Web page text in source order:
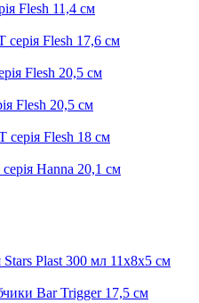
Flesh 11,4 см
серія Flesh 17,6 см
Flesh 20,5 см
Flesh 20,5 см
серія Flesh 18 см
Hanna 20,1 см
Stars Plast 300 мл 11х8х5 см
Bar Trigger 17,5 см